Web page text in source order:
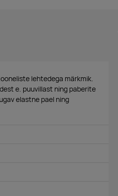
lehtedega märkmik.
e. puuvillast ning paberite
elastne pael ning